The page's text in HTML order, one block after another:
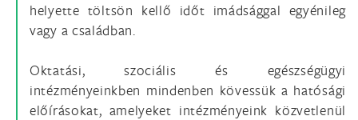
helyette töltsön kellő időt imádsággal egyénileg
vagy a családban.
Oktatási, szociális és egészségügyi
intézményeinkben mindenben kövessük a hatósági
előírásokat, amelyeket intézményeink közvetlenül